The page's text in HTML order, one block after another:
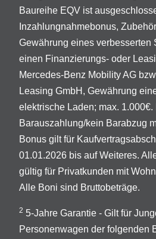
Baureihe EQV ist
Inzahlungnahmebonus,
Gewährung eines verbesserten
einen Finanzierungs- oder
Mercedes-Benz Mobility AG
Leasing GmbH, Gewährung
elektrische Laden; max. 1.000€.
Barauszahlung/kein Barabzug
Bonus gilt für
01.01.2026 bis auf Weiteres.
gültig für Privatkunden mit
Alle Boni sind Bruttobeträge.
2 5-Jahre Garantie - Gilt für
Personenwagen der folgenden